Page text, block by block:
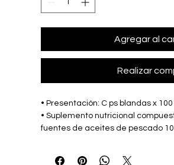
Agregar al
Realizar
• Presentación: C ps blandas x 100
• Suplemento nutricional
fuentes de aceites de pescado